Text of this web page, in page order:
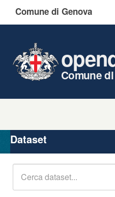
Comune di Genova
Comune
Organizzazioni
Gruppi
Dataset